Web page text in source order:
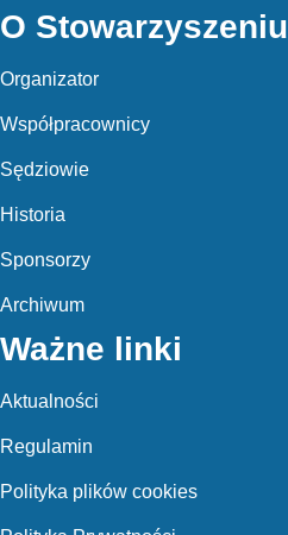
O Stowarzyszeniu
Organizator
Współpracownicy
Sędziowie
Historia
Sponsorzy
Archiwum
Ważne linki
Aktualności
Regulamin
Polityka plików cookies